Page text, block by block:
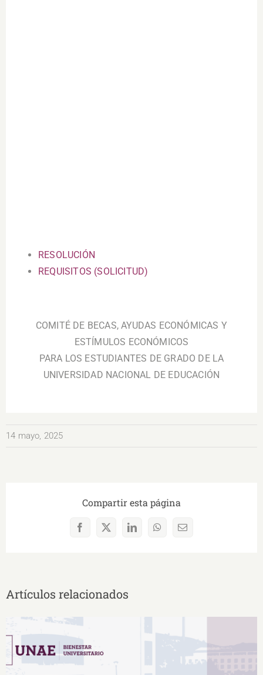
RESOLUCIÓN
REQUISITOS (SOLICITUD)
COMITÉ DE BECAS, AYUDAS ECONÓMICAS Y
ESTÍMULOS ECONÓMICOS
PARA LOS ESTUDIANTES DE GRADO DE LA
UNIVERSIDAD NACIONAL DE EDUCACIÓN
14 mayo, 2025
Compartir esta página
Facebook
X LinkedInWhatsAppCorreo
Artículos relacionados